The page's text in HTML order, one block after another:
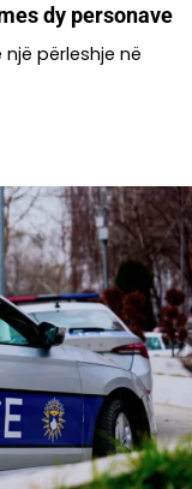
dy personave
përleshje në